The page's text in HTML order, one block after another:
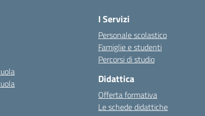
I Servizi
Personale scolastico
Famiglie e studenti
Percorsi di studio
Didattica
Offerta formativa
Le schede didattiche